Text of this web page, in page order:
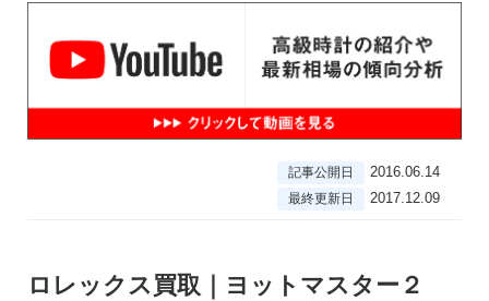
記事公開日 2016.06.14
最終更新日 2017.12.09
ロレックス買取｜ヨットマスター２